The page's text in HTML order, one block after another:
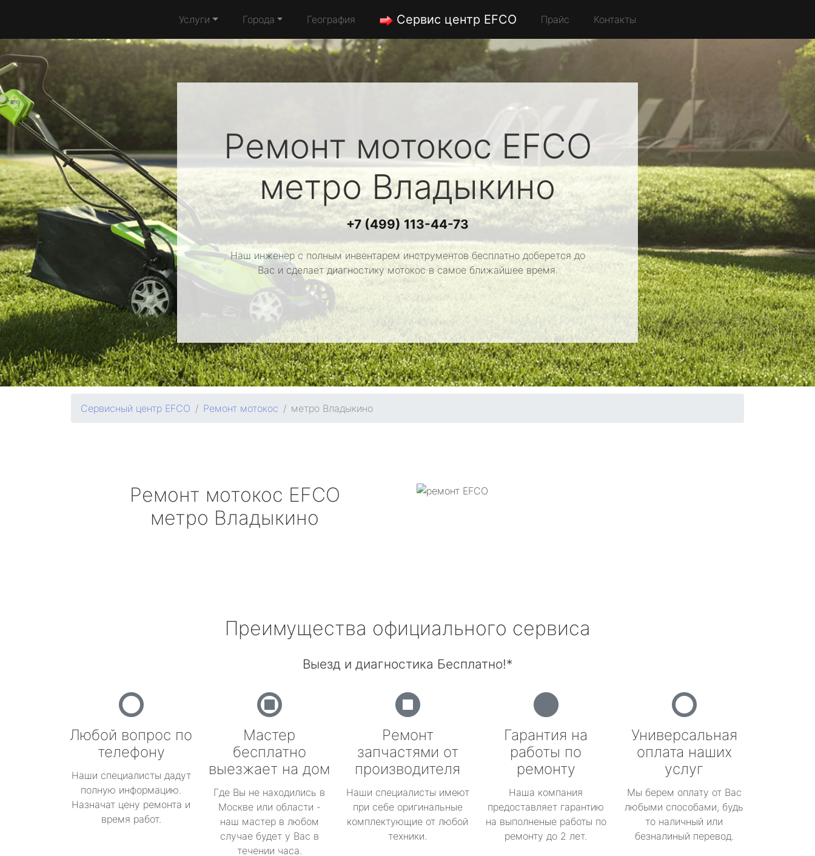
Услуги Города География Сервис центр EFCO Прайс Контакты
Ремонт мотокос EFCO
метро Владыкино
+7 (499) 113-44-73
Наш инженер с полным инвентарем инструментов бесплатно доберется до
Вас и сделает диагностику мотокос в самое ближайшее время.
Сервисный центр EFCO Ремонт мотокос метро Владыкино
Ремонт мотокос EFCO
метро Владыкино
Преимущества официального сервиса
Выезд и диагностика Бесплатно!*
Любой вопрос по
телефону
Наши специалисты дадут
полную информацию.
Назначат цену ремонта и
время работ.
Мастер
бесплатно
выезжает на дом
Где Вы не находились в
Москве или области -
наш мастер в любом
случае будет у Вас в
течении часа.
Ремонт
запчастями от
производителя
Наши специалисты имеют
при себе оригинальные
комплектующие от любой
техники.
Гарантия на
работы по
ремонту
Наша компания
предоставляет гарантию
на выполненые работы по
ремонту до 2 лет.
Универсальная
оплата наших
услуг
Мы берем оплату от Вас
любыми способами, будь
то наличный или
безналиный перевод.